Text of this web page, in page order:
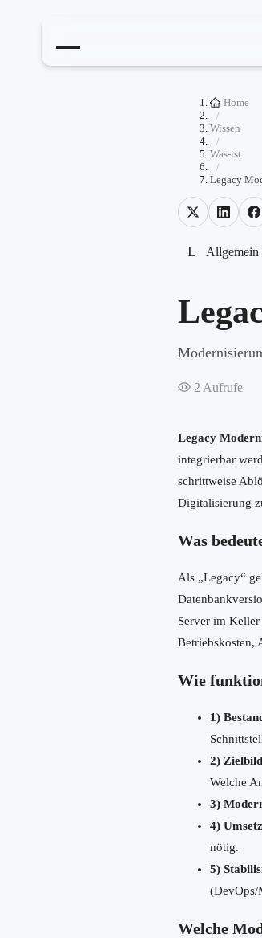
Home
/
Wissen
/
Was-ist
/
Legacy
L Allgemein
2 Aufrufe
Legacy
integrierbar
schrittweise
Digitalisierung
Was
Als „Legacy“
Server im
Betriebskosten,
Wie
1)
2)
Welche
3)
4)
nötig.
5)
(DevOps/
Welche